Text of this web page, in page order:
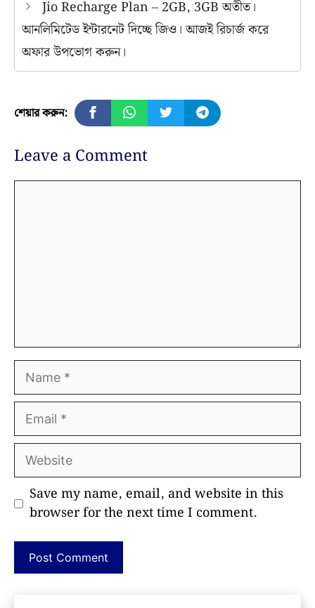
Jio Recharge Plan – 2GB, 3GB অতীত।
আনলিমিটেড ইন্টারনেট দিচ্ছে জিও। আজই রিচার্জ করে
অফার উপভোগ করুন।
শেয়ার করুন:
Leave a Comment
Name
Email
Website
Save my name, email, and website in this
browser for the next time I comment.